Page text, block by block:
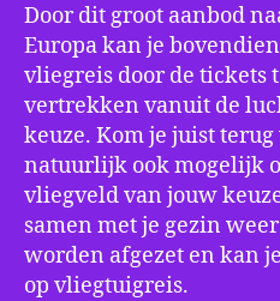
Door dit groot aanbod
Europa kan je
vliegreis door de tickets
vertrekken vanuit de
keuze. Kom je juist
natuurlijk ook mogelijk
vliegveld van jouw
samen met je gezin
worden afgezet en kan
op vliegtuigreis.